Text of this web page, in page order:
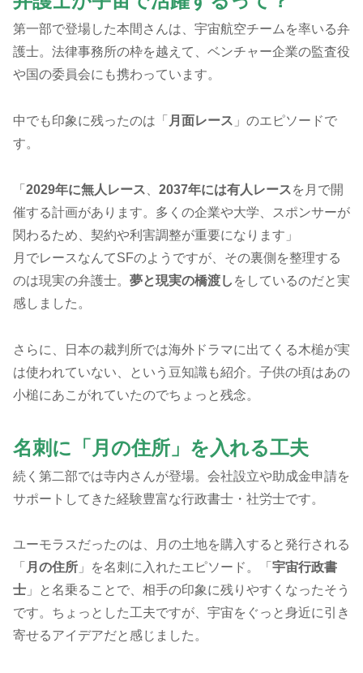
第一部で登場した本間さんは、宇宙航空チームを率いる弁
護士。法律事務所の枠を越えて、ベンチャー企業の監査役
や国の委員会にも携わっています。
中でも印象に残ったのは「 月面レース 」のエピソードで
す。
「 2029年に無人レース 2037年には有人レースを月で開
催する計画があります。多くの企業や大学、スポンサーが
関わるため、契約や利害調整が重要になります」
月でレースなんてSFのようですが、その裏側を整理する
のは現実の弁護士。 夢と現実の橋渡し をしているのだと実
感しました。
さらに、日本の裁判所では海外ドラマに出てくる木槌が実
は使われていない、という豆知識も紹介。子供の頃はあの
小槌にあこがれていたのでちょっと残念。
名刺に「月の住所」を入れる工夫
続く第二部では寺内さんが登場。会社設立や助成金申請を
サポートしてきた経験豊富な行政書士・社労士です。
ユーモラスだったのは、月の土地を購入すると発行される
「 月の住所 」を名刺に入れたエピソード。「 宇宙行政書
士 」と名乗ることで、相手の印象に残りやすくなったそう
です。ちょっとした工夫ですが、宇宙をぐっと身近に引き
寄せるアイデアだと感じました。